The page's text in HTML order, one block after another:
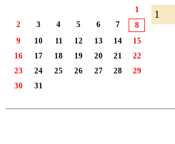
1
2
3 4 5 6 7
8
9
10 11 12 13 14
15
16
17 18 19 20 21
22
23
24 25 26 27 28
29
30
31
1